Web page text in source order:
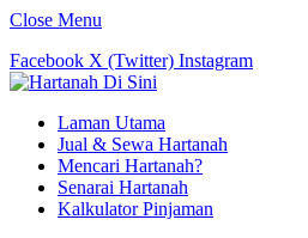
Close Menu
Facebook X (Twitter) Instagram
Laman Utama
Jual & Sewa Hartanah
Mencari Hartanah?
Senarai Hartanah
Kalkulator Pinjaman